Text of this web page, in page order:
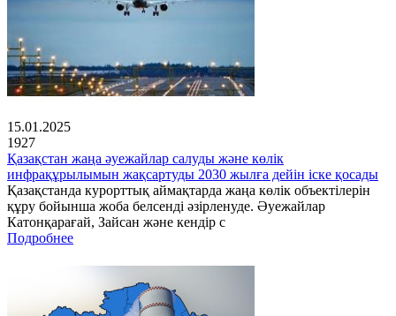
15.01.2025
1927
Қазақстан жаңа әуежайлар салуды және көлік
инфрақұрылымын жақсартуды 2030 жылға дейін іске қосады
Қазақстанда курорттық аймақтарда жаңа көлік объектілерін
құру бойынша жоба белсенді әзірленуде. Әуежайлар
Катонқарағай, Зайсан және кендір с
Подробнее